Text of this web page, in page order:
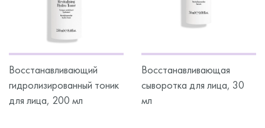
Восстанавливающий
гидролизированный тоник
для лица, 200 мл
Восстанавливающая
сыворотка для лица, 30
мл